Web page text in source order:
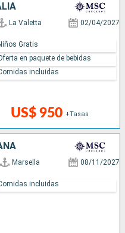
La Valetta 02/04/2027
US$ 950 +Tasas
Gratis
en paquete de bebidas
incluidas
Marsella 08/11/2027
incluidas